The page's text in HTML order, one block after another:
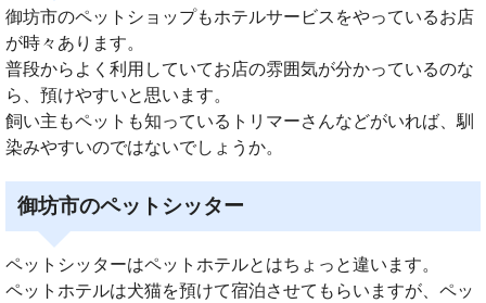
御坊市のペットショップもホテルサービスをやっているお店
が時々あります。
普段からよく利用していてお店の雰囲気が分かっているのな
ら、預けやすいと思います。
飼い主もペットも知っているトリマーさんなどがいれば、馴
染みやすいのではないでしょうか。
御坊市のペットシッター
ペットシッターはペットホテルとはちょっと違います。
ペットホテルは犬猫を預けて宿泊させてもらいますが、ペッ